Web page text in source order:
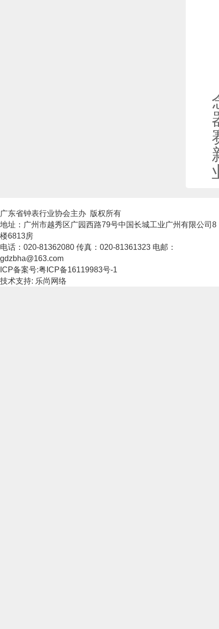
广东省钟表行业协会主办 版权所有
地址：广州市越秀区广园西路79号中国长城工业广州有限公司8
楼6813房
电话：020-81362080 传真：020-81361323 电邮：
gdzbha@163.com
ICP备案号:粤ICP备16119983号-1
技术支持: 乐尚网络